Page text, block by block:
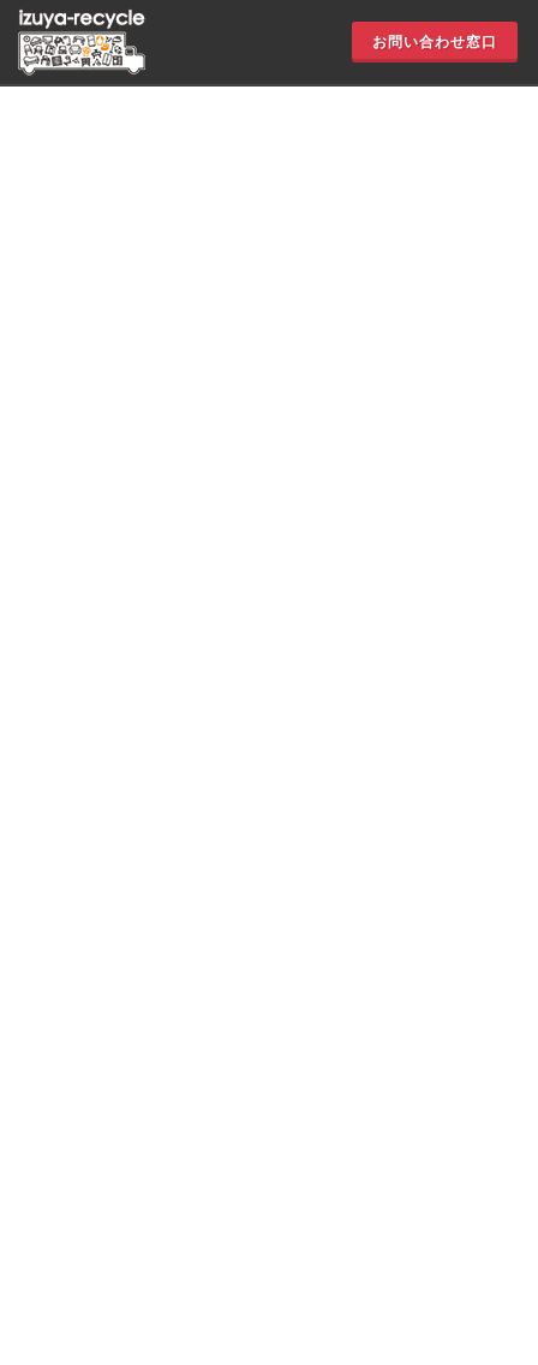
お問い合わせ窓口